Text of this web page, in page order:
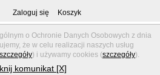
o Ochronie Danych Osobowych z dnia
że w celu realizacji naszych usług
szczegóły) i używamy cookies (szczegóły).
komunikat [X]
Zaloguj się Koszyk